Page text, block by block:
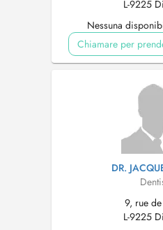
L-9225
Nessuna
Chiamare per
DR.
9, rue
L-9225